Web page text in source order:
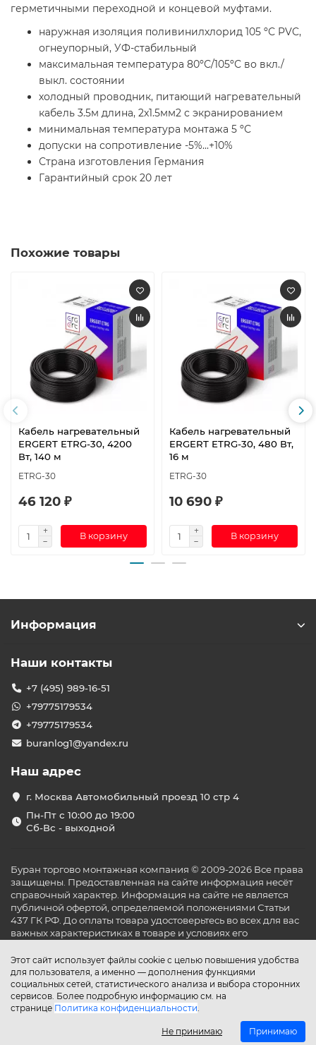
герметичными переходной и концевой муфтами.
наружная изоляция поливинилхлорид 105 ºС PVC,
огнеупорный, УФ-стабильный
максимальная температура 80ºС/105ºС во вкл./
выкл. состоянии
холодный проводник, питающий нагревательный
кабель 3.5м длина, 2x1.5мм2 с экранированием
минимальная температура монтажа 5 ºС
допуски на сопротивление -5%...+10%
Страна изготовления Германия
Гарантийный срок 20 лет
Похожие товары
Кабель нагревательный
ERGERT ETRG-30, 4200
Вт, 140 м
ETRG-30
46 120 ₽
В корзину
Кабель нагревательный
ERGERT ETRG-30, 480 Вт,
16 м
ETRG-30
10 690 ₽
В корзину
Этот сайт использует файлы cookie с целью повышения удобства
для пользователя, а именно — дополнения функциями
социальных сетей, статистического анализа и выбора сторонних
сервисов. Более подробную информацию см. на
странице Политика конфиденциальности.
Не принимаю Принимаю
Информация
Наши контакты
+7 (495) 989-16-51
+79775179534
+79775179534
buranlog1@yandex.ru
Наш адрес
г. Москва Автомобильный проезд 10 стр 4
Пн-Пт с 10:00 до 19:00
Сб-Вс - выходной
Буран торгово монтажная компания © 2009-2026 Все права
защищены. Предоставленная на сайте информация несёт
справочный характер. Информация на сайте не является
публичной офертой, определяемой положениями Статьи
437 ГК РФ. До оплаты товара удостоверьтесь во всех для вас
важных характеристиках в товаре и условиях его